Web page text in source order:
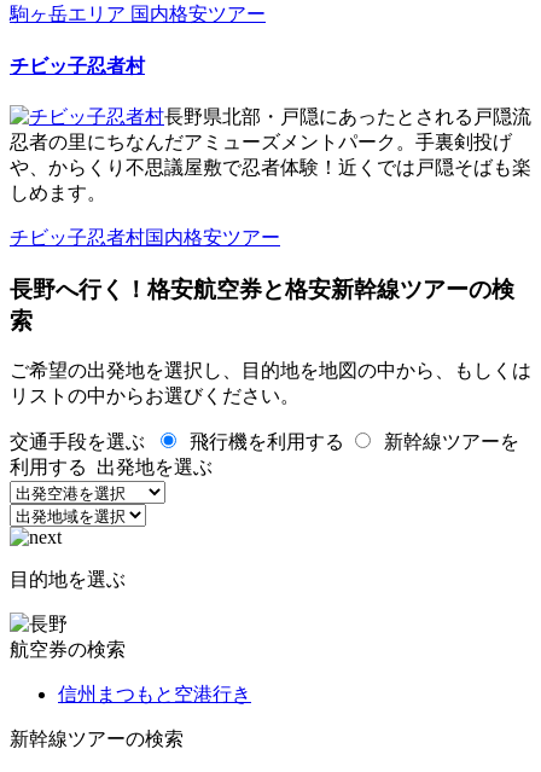
駒ヶ岳エリア 国内格安ツアー
チビッ子忍者村
長野県北部・戸隠にあったとされる戸隠流
忍者の里にちなんだアミューズメントパーク。手裏剣投げ
や、からくり不思議屋敷で忍者体験！近くでは戸隠そばも楽
しめます。
チビッ子忍者村国内格安ツアー
長野へ行く！格安航空券と格安新幹線ツアーの検
索
ご希望の出発地を選択し、目的地を地図の中から、もしくは
リストの中からお選びください。
交通手段を選ぶ 飛行機を利用する
新幹線ツアーを
利用する
出発地を選ぶ
目的地を選ぶ
航空券の検索
信州まつもと空港行き
新幹線ツアーの検索